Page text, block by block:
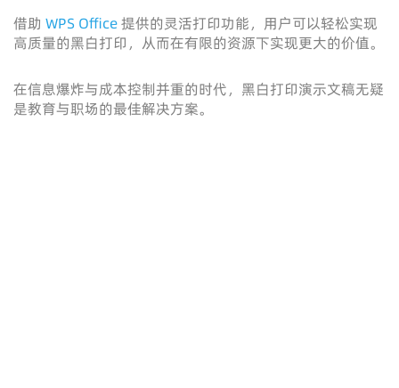
借助 WPS Office提供的灵活打印功能，用户可以轻松实现
高质量的黑白打印，从而在有限的资源下实现更大的价值。
在信息爆炸与成本控制并重的时代，黑白打印演示文稿无疑
是教育与职场的最佳解决方案。